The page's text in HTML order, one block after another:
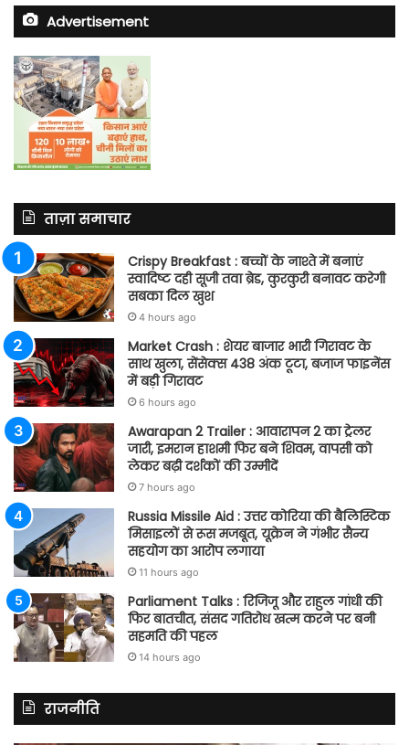
Advertisement
ताज़ा समाचार
Crispy Breakfast : बच्चों के नाश्ते में बनाएं
स्वादिष्ट दही सूजी तवा ब्रेड, कुरकुरी बनावट करेगी
सबका दिल खुश
4 hours ago
Market Crash : शेयर बाजार भारी गिरावट के
साथ खुला, सेंसेक्स 438 अंक टूटा, बजाज फाइनेंस
में बड़ी गिरावट
6 hours ago
Awarapan 2 Trailer : आवारापन 2 का ट्रेलर
जारी, इमरान हाशमी फिर बने शिवम, वापसी को
लेकर बढ़ी दर्शकों की उम्मीदें
7 hours ago
Russia Missile Aid : उत्तर कोरिया की बैलिस्टिक
मिसाइलों से रूस मजबूत, यूक्रेन ने गंभीर सैन्य
सहयोग का आरोप लगाया
11 hours ago
Parliament Talks : रिजिजू और राहुल गांधी की
फिर बातचीत, संसद गतिरोध खत्म करने पर बनी
सहमति की पहल
14 hours ago
राजनीति